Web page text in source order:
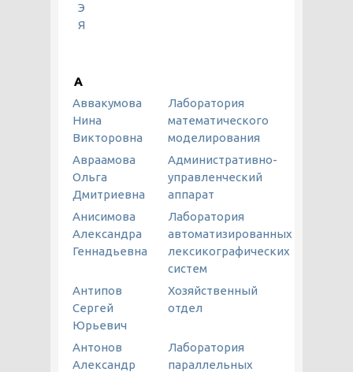
Э
Я
А
Аввакумова
Нина
Викторовна
Лаборатория
математического
моделирования
Авраамова
Ольга
Дмитриевна
Административно-
управленческий
аппарат
Анисимова
Александра
Геннадьевна
Лаборатория
автоматизированных
лексикографических
систем
Антипов
Сергей
Юрьевич
Хозяйственный
отдел
Антонов
Александр
Лаборатория
параллельных